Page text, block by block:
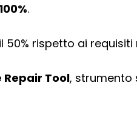
.
50% rispetto ai requisiti
Repair Tool, strumento